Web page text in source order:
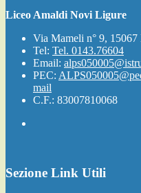
Liceo Amaldi Novi Ligure
Via Mameli n° 9,
Tel: Tel. 0143.76604
Email:
PEC:
mail
C.F.: 83007810068
Sezione Link Utili